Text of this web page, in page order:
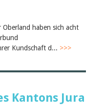
haben sich acht
Kundschaft d... >>>
Kantons Jura